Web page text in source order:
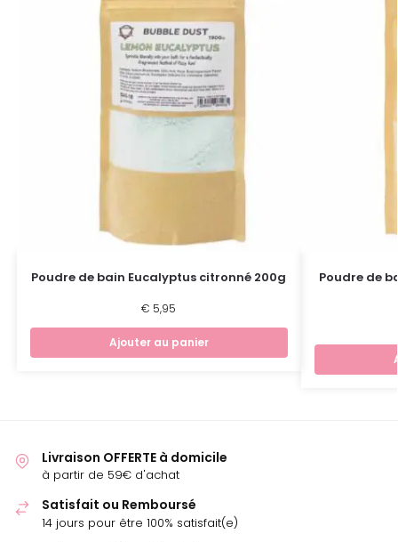
Poudre de bain Eucalyptus citronné 200g
€ 5,95
Ajouter au panier
Poudre de
Livraison OFFERTE à domicile
à partir de 59€ d'achat
Satisfait ou Remboursé
14 jours pour être 100% satisfait(e)